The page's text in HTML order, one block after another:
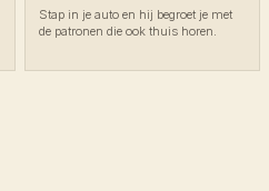
Stap in je auto en hij begroet je met
de patronen die ook thuis horen.